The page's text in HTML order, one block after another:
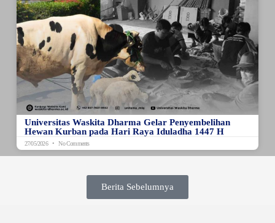
Universitas Waskita Dharma Gelar Penyembelihan
Hewan Kurban pada Hari Raya Iduladha 1447 H
27/05/2026 No Comments
Berita Sebelumnya